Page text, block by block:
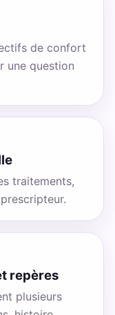
de confort
une question
traitements,
repères
plusieurs